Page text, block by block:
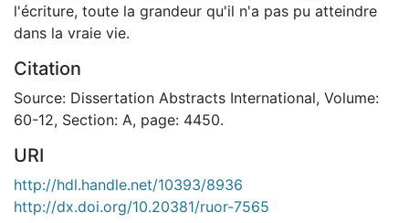
l'écriture, toute la grandeur qu'il n'a pas pu atteindre
dans la vraie vie.
Citation
Source: Dissertation Abstracts International, Volume:
60-12, Section: A, page: 4450.
URI
http://hdl.handle.net/10393/8936
http://dx.doi.org/10.20381/ruor-7565